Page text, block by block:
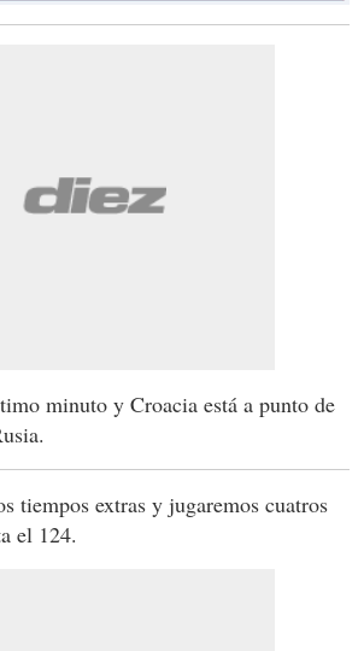
minuto y Croacia está a punto de
tiempos extras y jugaremos cuatros
el 124.